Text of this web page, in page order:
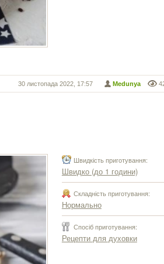
Medunya
30 листопада 2022, 17:57
Швидкість приготування:
Швидко (до 1 години)
Складність приготування:
Нормально
Спосіб приготування:
Рецепти для духовки